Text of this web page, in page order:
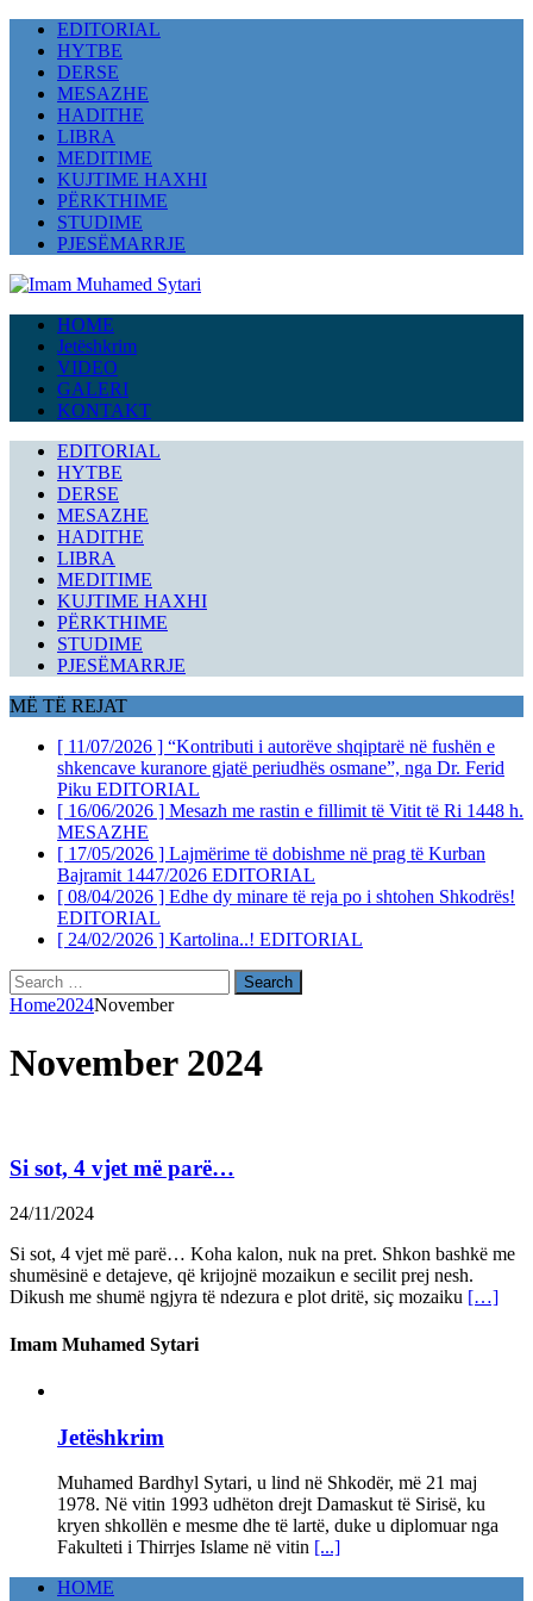
EDITORIAL
HYTBE
DERSE
MESAZHE
HADITHE
LIBRA
MEDITIME
KUJTIME HAXHI
PËRKTHIME
STUDIME
PJESËMARRJE
HOME
Jetëshkrim
VIDEO
GALERI
KONTAKT
EDITORIAL
HYTBE
DERSE
MESAZHE
HADITHE
LIBRA
MEDITIME
KUJTIME HAXHI
PËRKTHIME
STUDIME
PJESËMARRJE
MË TË REJAT
[ 11/07/2026 ] “Kontributi i autorëve shqiptarë në fushën e
shkencave kuranore gjatë periudhës osmane”, nga Dr. Ferid
Piku EDITORIAL
[ 16/06/2026 ] Mesazh me rastin e fillimit të Vitit të Ri 1448 h.
MESAZHE
[ 17/05/2026 ] Lajmërime të dobishme në prag të Kurban
Bajramit 1447/2026 EDITORIAL
[ 08/04/2026 ] Edhe dy minare të reja po i shtohen Shkodrës!
EDITORIAL
[ 24/02/2026 ] Kartolina..! EDITORIAL
Search
for:
Home2024November
November 2024
Si sot, 4 vjet më parë…
24/11/2024
Si sot, 4 vjet më parë… Koha kalon, nuk na pret. Shkon bashkë me
shumësinë e detajeve, që krijojnë mozaikun e secilit prej nesh.
Dikush me shumë ngjyra të ndezura e plot dritë, siç mozaiku […]
Imam Muhamed Sytari
Jetëshkrim
Muhamed Bardhyl Sytari, u lind në Shkodër, më 21 maj
1978. Në vitin 1993 udhëton drejt Damaskut të Sirisë, ku
kryen shkollën e mesme dhe të lartë, duke u diplomuar nga
Fakulteti i Thirrjes Islame në vitin [...]
HOME